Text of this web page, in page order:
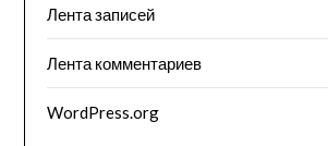
Лента записей
Лента комментариев
WordPress.org